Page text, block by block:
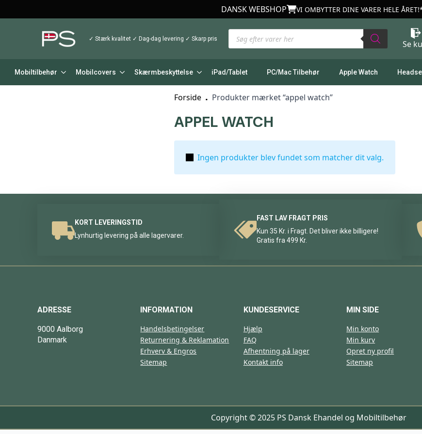
DANSK WEBSHOP VI OMBYTTER DINE VARER HELE
✓ Stærk kvalitet ✓ Dag-dag levering ✓ Skarp pris
Products
search Se
Mobiltilbehør Mobilcovers Skærmbeskyttelse iPad/Tablet PC/Mac Tilbehør Apple Watch
Forside Produkter mærket “appel watch”
APPEL WATCH
Ingen produkter blev fundet som matcher dit valg.
KORT LEVERINGSTID
Lynhurtig levering på alle lagervarer.
FAST LAV FRAGT PRIS
Kun 35 Kr. i Fragt. Det bliver ikke billigere!
Gratis fra 499 Kr.
ADRESSE
9000 Aalborg
Danmark
INFORMATION
Handelsbetingelser
Returnering & Reklamation
Erhverv & Engros
Sitemap
KUNDESERVICE
Hjælp
FAQ
Afhentning på lager
Kontakt info
MIN SIDE
Min konto
Min kurv
Opret ny profil
Sitemap
Copyright © 2025 PS Dansk Ehandel og Mobiltilbehør